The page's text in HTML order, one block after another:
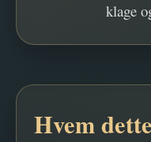
klage
Hvem